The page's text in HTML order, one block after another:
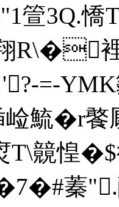
3Q.憍
=-YMK
鯍�r饏
竸惶
#蓁